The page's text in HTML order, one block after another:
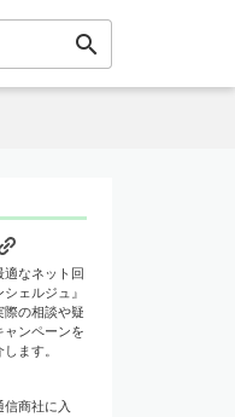
search
適なネット回
ェルジュ』
際の相談や疑
ャンペーンを
ます。
商社に入